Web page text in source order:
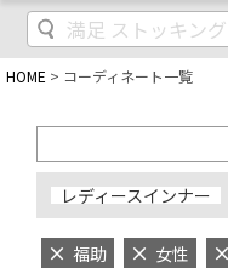
HOME コーディネート一覧
レディースインナー
福助 女性